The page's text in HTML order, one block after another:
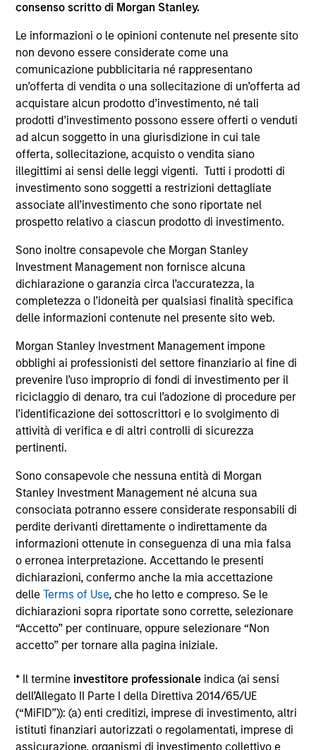
consenso scritto di Morgan Stanley.
Le informazioni o le opinioni contenute nel presente sito
non devono essere considerate come una
comunicazione pubblicitaria né rappresentano
un’offerta di vendita o una sollecitazione di un’offerta ad
acquistare alcun prodotto d’investimento, né tali
prodotti d’investimento possono essere offerti o venduti
ad alcun soggetto in una giurisdizione in cui tale
offerta, sollecitazione, acquisto o vendita siano
illegittimi ai sensi delle leggi vigenti. Tutti i prodotti di
investimento sono soggetti a restrizioni dettagliate
associate all’investimento che sono riportate nel
prospetto relativo a ciascun prodotto di investimento.
Sono inoltre consapevole che Morgan Stanley
Investment Management non fornisce alcuna
dichiarazione o garanzia circa l’accuratezza, la
completezza o l’idoneità per qualsiasi finalità specifica
delle informazioni contenute nel presente sito web.
Morgan Stanley Investment Management impone
obblighi ai professionisti del settore finanziario al fine di
prevenire l’uso improprio di fondi di investimento per il
riciclaggio di denaro, tra cui l’adozione di procedure per
l’identificazione dei sottoscrittori e lo svolgimento di
attività di verifica e di altri controlli di sicurezza
pertinenti.
Sono consapevole che nessuna entità di Morgan
Stanley Investment Management né alcuna sua
consociata potranno essere considerate responsabili di
perdite derivanti direttamente o indirettamente da
informazioni ottenute in conseguenza di una mia falsa
o erronea interpretazione. Accettando le presenti
dichiarazioni, confermo anche la mia accettazione
delleTerms of Use, che ho letto e compreso. Se le
dichiarazioni sopra riportate sono corrette, selezionare
“Accetto” per continuare, oppure selezionare “Non
accetto” per tornare alla pagina iniziale.
* Il termine investitore professionale indica (ai sensi
dell’Allegato II Parte I della Direttiva 2014/65/UE
(“MiFID”)): (a) enti creditizi, imprese di investimento, altri
istituti finanziari autorizzati o regolamentati, imprese di
assicurazione, organismi di investimento collettivo e
with a focus on middle market credit.
Global High Yield Strategy
Invests globally with a focus on U.S. middle
market credits and on larger, higher-quality
issuers in Europe and in Asia.
European High Yield Bond Strategy
Invests in high-yielding fixed income
securities, primarily euro-denominated
corporate debt that offers yields above that
generally available on investment-grade
debt.
Approfondimenti correlati
ARTICOLO
High Yield Market Monitor – Q2 2026
An in-depth review of the US and European
High Yield markets.